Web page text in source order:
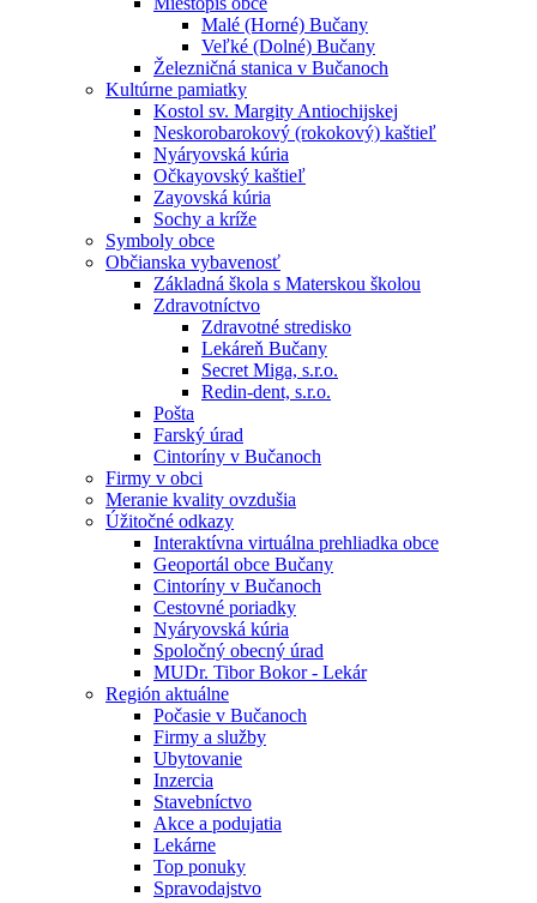
Malé (Horné) Bučany
Veľké (Dolné) Bučany
Železničná stanica v Bučanoch
Kultúrne pamiatky
Kostol sv. Margity Antiochijskej
Neskorobarokový (rokokový) kaštieľ
Nyáryovská kúria
Očkayovský kaštieľ
Zayovská kúria
Sochy a kríže
Symboly obce
Občianska vybavenosť
Základná škola s Materskou školou
Zdravotníctvo
Zdravotné stredisko
Lekáreň Bučany
Secret Miga, s.r.o.
Redin-dent, s.r.o.
Pošta
Farský úrad
Cintoríny v Bučanoch
Firmy v obci
Meranie kvality ovzdušia
Úžitočné odkazy
Interaktívna virtuálna prehliadka obce
Geoportál obce Bučany
Cintoríny v Bučanoch
Cestovné poriadky
Nyáryovská kúria
Spoločný obecný úrad
MUDr. Tibor Bokor - Lekár
Región aktuálne
Počasie v Bučanoch
Firmy a služby
Ubytovanie
Inzercia
Stavebníctvo
Akce a podujatia
Lekárne
Top ponuky
Spravodajstvo